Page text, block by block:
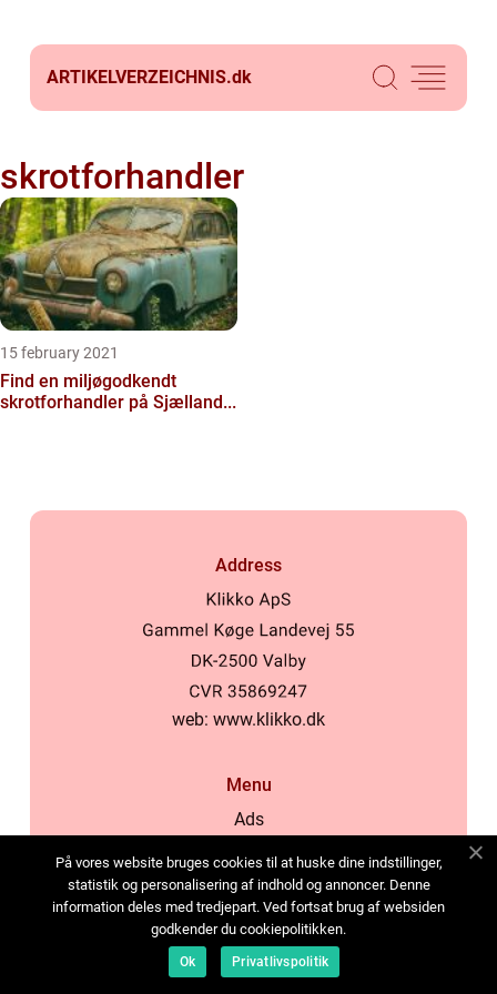
ARTIKELVERZEICHNIS.dk
skrotforhandler
15 february 2021
Find en miljøgodkendt
skrotforhandler på Sjælland...
Address
web: www.klikko.dk
Menu
Ads
Cookies
Contact
Sitemap
På vores website bruges cookies til at huske dine indstillinger,
statistik og personalisering af indhold og annoncer. Denne
information deles med tredjepart. Ved fortsat brug af websiden
godkender du cookiepolitikken.
Ok Privatlivspolitik